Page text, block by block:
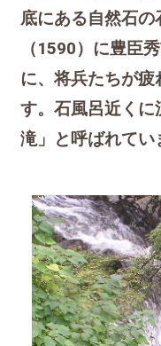
底にある自然石
（1590）に豊臣
に、将兵たちが疲
す。石風呂近く
滝」と呼ばれてい